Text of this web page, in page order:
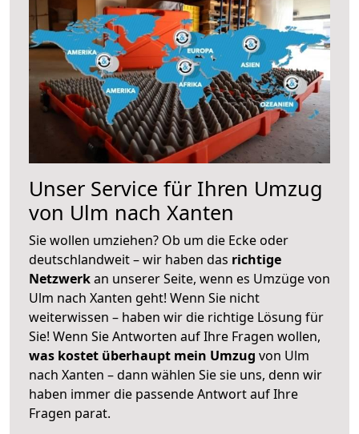
Unser Service für Ihren Umzug
von Ulm nach Xanten
Sie wollen umziehen? Ob um die Ecke oder
deutschlandweit – wir haben das richtige
Netzwerkan unserer Seite, wenn es Umzüge von
Ulm nach Xanten geht! Wenn Sie nicht
weiterwissen – haben wir die richtige Lösung für
Sie! Wenn Sie Antworten auf Ihre Fragen wollen,
was kostet überhaupt mein Umzug von Ulm
nach Xanten – dann wählen Sie sie uns, denn wir
haben immer die passende Antwort auf Ihre
Fragen parat.